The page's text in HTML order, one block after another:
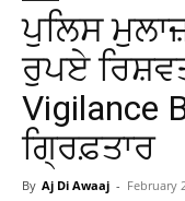
ਪੁਲਿਸ
ਰੁਪਏ
Vigilance
ਗ੍ਰਿਫ਼ਤਾਰ
By Aj Di Awaaj - February